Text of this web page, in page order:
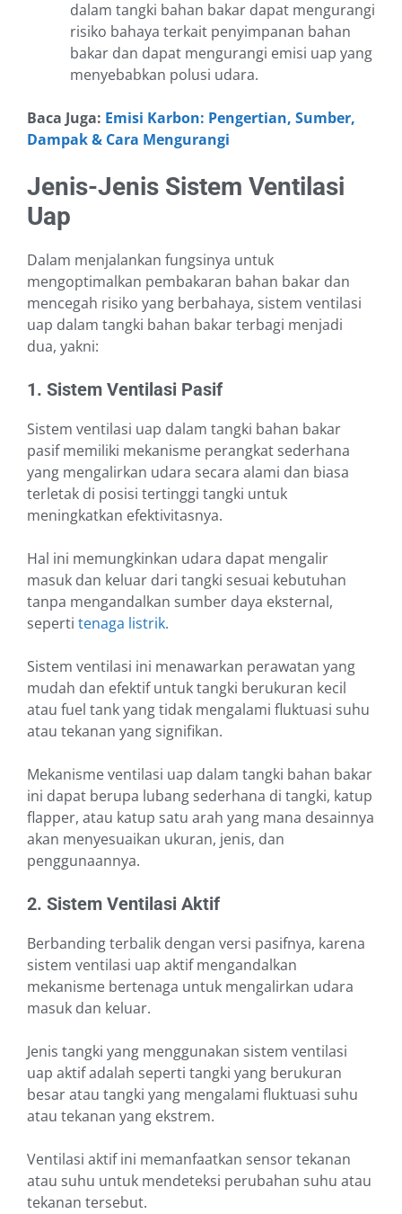
dalam tangki bahan bakar dapat mengurangi
risiko bahaya terkait penyimpanan bahan
bakar dan dapat mengurangi emisi uap yang
menyebabkan polusi udara.
Baca Juga: Emisi Karbon: Pengertian, Sumber,
Dampak & Cara Mengurangi
Jenis-Jenis Sistem Ventilasi
Uap
Dalam menjalankan fungsinya untuk
mengoptimalkan pembakaran bahan bakar dan
mencegah risiko yang berbahaya, sistem ventilasi
uap dalam tangki bahan bakar terbagi menjadi
dua, yakni:
1. Sistem Ventilasi Pasif
Sistem ventilasi uap dalam tangki bahan bakar
pasif memiliki mekanisme perangkat sederhana
yang mengalirkan udara secara alami dan biasa
terletak di posisi tertinggi tangki untuk
meningkatkan efektivitasnya.
Hal ini memungkinkan udara dapat mengalir
masuk dan keluar dari tangki sesuai kebutuhan
tanpa mengandalkan sumber daya eksternal,
seperti tenaga listrik.
Sistem ventilasi ini menawarkan perawatan yang
mudah dan efektif untuk tangki berukuran kecil
atau fuel tank yang tidak mengalami fluktuasi suhu
atau tekanan yang signifikan.
Mekanisme ventilasi uap dalam tangki bahan bakar
ini dapat berupa lubang sederhana di tangki, katup
flapper, atau katup satu arah yang mana desainnya
akan menyesuaikan ukuran, jenis, dan
penggunaannya.
2. Sistem Ventilasi Aktif
Berbanding terbalik dengan versi pasifnya, karena
sistem ventilasi uap aktif mengandalkan
mekanisme bertenaga untuk mengalirkan udara
masuk dan keluar.
Jenis tangki yang menggunakan sistem ventilasi
uap aktif adalah seperti tangki yang berukuran
besar atau tangki yang mengalami fluktuasi suhu
atau tekanan yang ekstrem.
Ventilasi aktif ini memanfaatkan sensor tekanan
atau suhu untuk mendeteksi perubahan suhu atau
tekanan tersebut.